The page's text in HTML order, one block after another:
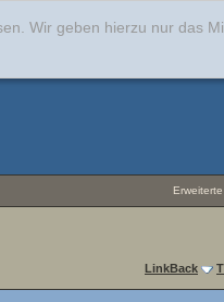
Wir geben hierzu nur das
LinkBack